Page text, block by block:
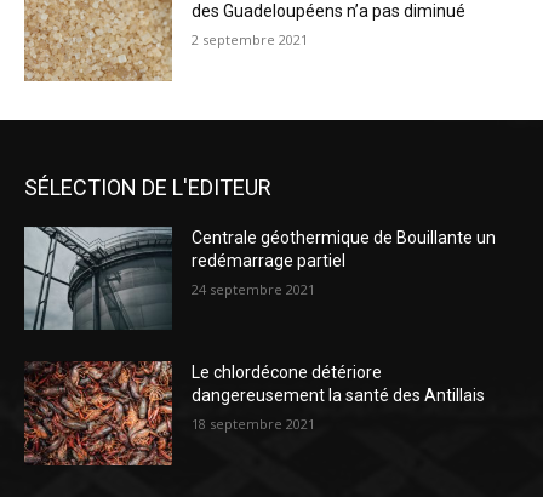
des Guadeloupéens n’a pas diminué
2 septembre 2021
SÉLECTION DE L'EDITEUR
Centrale géothermique de Bouillante un
redémarrage partiel
24 septembre 2021
Le chlordécone détériore
dangereusement la santé des Antillais
18 septembre 2021